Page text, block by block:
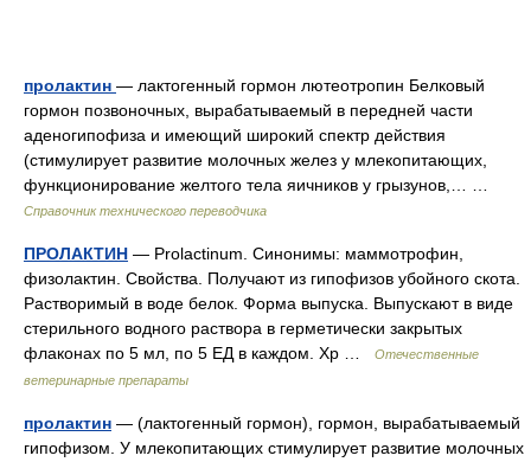
пролактин — лактогенный гормон лютеотропин Белковый
гормон позвоночных, вырабатываемый в передней части
аденогипофиза и имеющий широкий спектр действия
(стимулирует развитие молочных желез у млекопитающих,
функционирование желтого тела яичников у грызунов,… …
Справочник технического переводчика
ПРОЛАКТИН — Prolactinum. Синонимы: маммотрофин,
физолактин. Свойства. Получают из гипофизов убойного скота.
Растворимый в воде белок. Форма выпуска. Выпускают в виде
стерильного водного раствора в герметически закрытых
флаконах по 5 мл, по 5 ЕД в каждом. Хр …
Отечественные
ветеринарные препараты
пролактин — (лактогенный гормон), гормон, вырабатываемый
гипофизом. У млекопитающих стимулирует развитие молочных